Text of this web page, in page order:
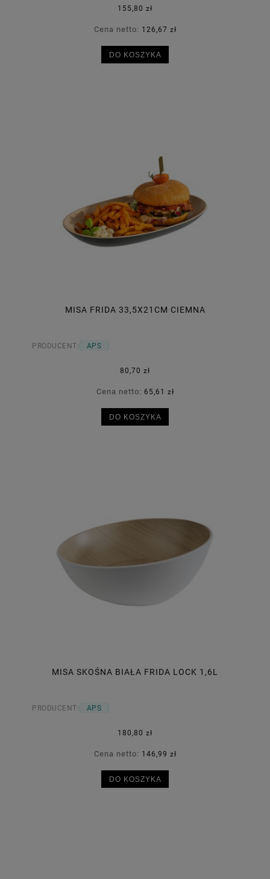
155,80 zł
Cena netto: 126,67 zł
DO KOSZYKA
MISA FRIDA 33,5X21CM CIEMNA
PRODUCENT: APS
80,70 zł
Cena netto: 65,61 zł
DO KOSZYKA
MISA SKOŚNA BIAŁA FRIDA LOCK 1,6L
PRODUCENT: APS
180,80 zł
Cena netto: 146,99 zł
DO KOSZYKA